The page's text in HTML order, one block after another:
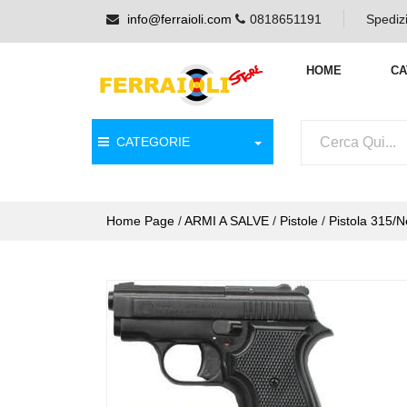
info@ferraioli.com 0818651191
HOME
CATEGORIE
Home Page /ARMI A SALVE / Pistole / Pistola 315/